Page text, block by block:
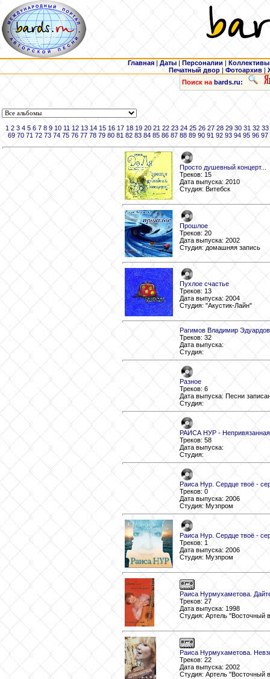
Главная | Даты | Персоналии | Коллективы
Печатный двор |Фотоархив |
Поиск на bards.ru:
1 2 3 4 5 6 7 8 9 10 11 12 13 14 15 16 17 18 19 20 21 22 23 24 25 26 27 28 29 30 31 32 33
69 70 71 72 73 74 75 76 77 78 79 80 81 82 83 84 85 86 87 88 89 90 91 92 93 94 95 96 97
Просто душевный концерт...
Треков: 15
Дата выпуска: 2010
Студия: Витебск
Прошлое
Треков: 20
Дата выпуска: 2002
Студия: домашняя запись
Пухлое счастье
Треков: 13
Дата выпуска: 2004
Студия: "Акустик-Лайн"
Рагимов Владимир
Треков: 32
Дата выпуска:
Студия:
Разное
Треков: 6
Дата выпуска: Песни
Студия:
РАИСА НУР -
Треков: 58
Дата выпуска:
Студия:
Раиса Нур. Сердце твоё -
Треков: 0
Дата выпуска: 2006
Студия: Музпром
Раиса Нур. Сердце твоё -
Треков: 1
Дата выпуска: 2006
Студия: Музпром
Раиса Нурмухаметова.
Треков: 27
Дата выпуска: 1998
Студия: Артель "Восточный
Раиса Нурмухаметова.
Треков: 22
Дата выпуска: 2002
Студия: Артель "Восточный